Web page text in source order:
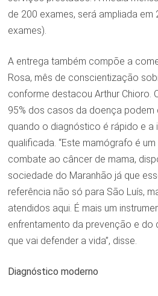
de 200 exames, será ampliada em
exames).
A entrega também compõe a
Rosa, mês de conscientização
conforme destacou Arthur Chioro.
95% dos casos da doença podem
quando o diagnóstico é rápido e a
qualificada. “Este mamógrafo é
combate ao câncer de mama,
sociedade do Maranhão já que
referência não só para São Luís,
atendidos aqui. É mais um
enfrentamento da prevenção e
que vai defender a vida”, disse.
Diagnóstico moderno